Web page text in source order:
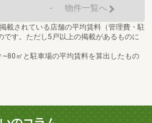
- 物件一覧へ
載されている店舗の平均賃料（管理費・駐
です。ただし5戸以上の掲載があるものに
㎡と駐車場の平均賃料を算出したもの